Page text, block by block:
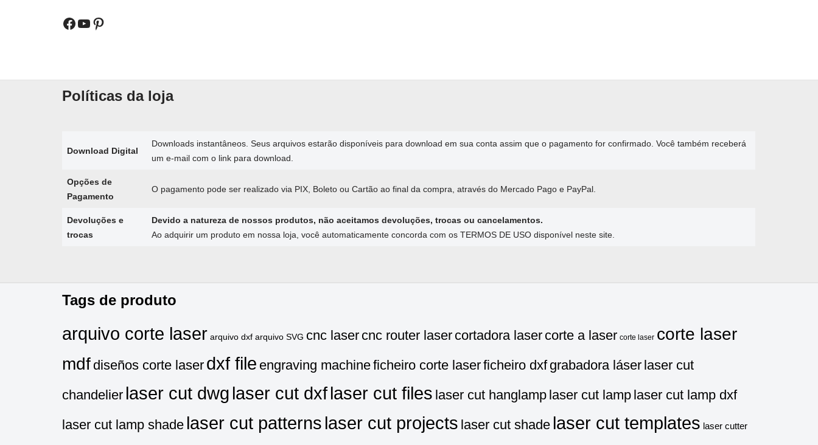
Políticas da loja
Download Digital
Downloads instantâneos. Seus arquivos estarão disponíveis para download em sua conta assim que o pagamento for confirmado. Você também receberá
um e-mail com o link para download.
Opções de
Pagamento
O pagamento pode ser realizado via PIX, Boleto ou Cartão ao final da compra, através do Mercado Pago e PayPal.
Devoluções e
trocas
Devido a natureza de nossos produtos, não aceitamos devoluções, trocas ou cancelamentos.
Ao adquirir um produto em nossa loja, você automaticamente concorda com os TERMOS DE USO disponível neste site.
Tags de produto
arquivo corte laser arquivo dxf arquivo SVG cnc laser cnc router laser cortadora laser corte a laser corte laser corte laser
mdf diseños corte laser dxf file engraving machineficheiro corte laserficheiro dxf grabadora láser laser cut
chandelier laser cut dwg laser cut dxflaser cut files laser cut hanglamp laser cut lamp laser cut lamp dxf
laser cut lamp shade laser cut patterns laser cut projects laser cut shade laser cut templates laser cutter